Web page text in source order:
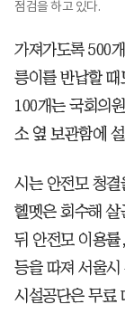
점검을 하고 있다.
가져가도록 500
릉이를 반납할 때
100개는 국회의
소 옆 보관함에
시는 안전모 청
헬멧은 회수해
뒤 안전모 이용
등을 따져 서울
시설공단은 무료